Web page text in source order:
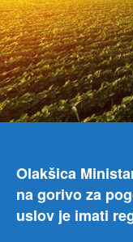
Olakšica
na gorivo za
uslov je imati